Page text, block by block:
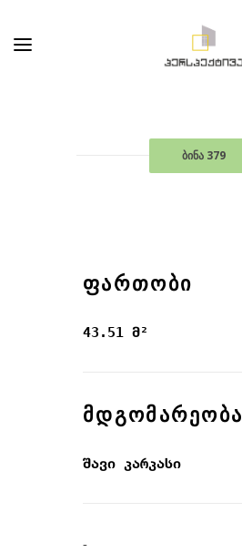
ბინა 379
ᲤᲐᲠᲗᲝᲑᲘ
43.51 მ²
ᲛᲓᲒᲝᲛᲐᲠᲔᲝᲑᲐ
შავი კარკასი
-